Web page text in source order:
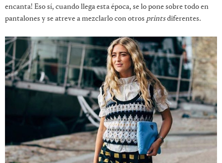
encanta! Eso sí, cuando llega esta época, se lo pone sobre todo en
pantalones y se atreve a mezclarlo con otros printsdiferentes.